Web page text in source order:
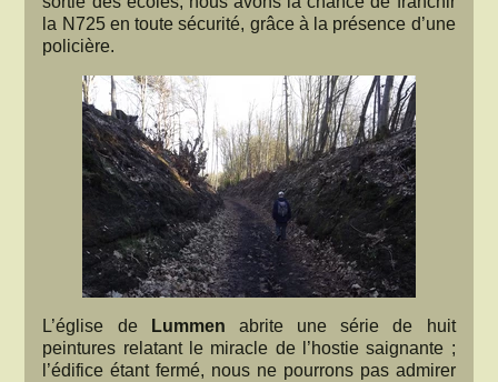
la N725 en toute sécurité, grâce à la présence d’une
policière.
L’église de Lummen abrite une série de huit
peintures relatant le miracle de l’hostie saignante ;
l’édifice étant fermé, nous ne pourrons pas admirer